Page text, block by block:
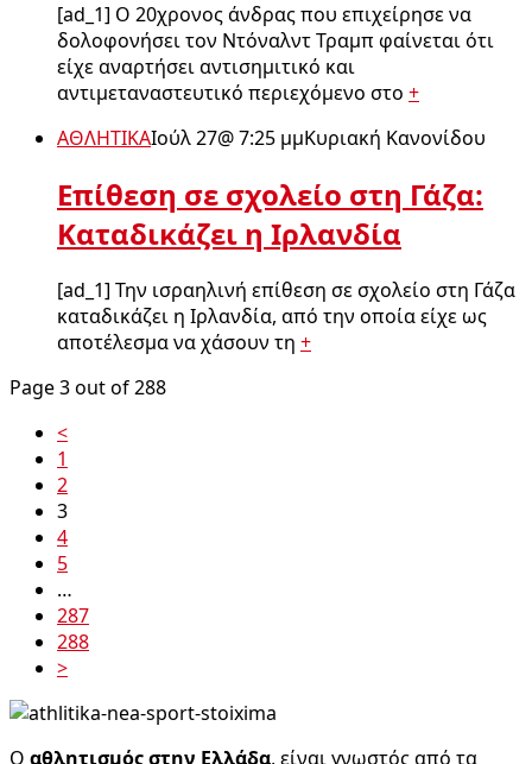
[ad_1] Ο 20χρονος άνδρας που επιχείρησε να
δολοφονήσει τον Ντόναλντ Τραμπ φαίνεται ότι
είχε αναρτήσει αντισημιτικό και
αντιμεταναστευτικό περιεχόμενο στο +
ΑΘΛΗΤΙΚΑΙούλ 27@7:25 μμΚυριακή Κανονίδου
Επίθεση σε σχολείο στη Γάζα:
Καταδικάζει η Ιρλανδία
[ad_1] Την ισραηλινή επίθεση σε σχολείο στη Γάζα
καταδικάζει η Ιρλανδία, από την οποία είχε ως
αποτέλεσμα να χάσουν τη +
Page 3 out of 288
<
1
2
3
4
5
…
287
288
>
O αθλητισμός στην Ελλάδα, είναι γνωστός από τα